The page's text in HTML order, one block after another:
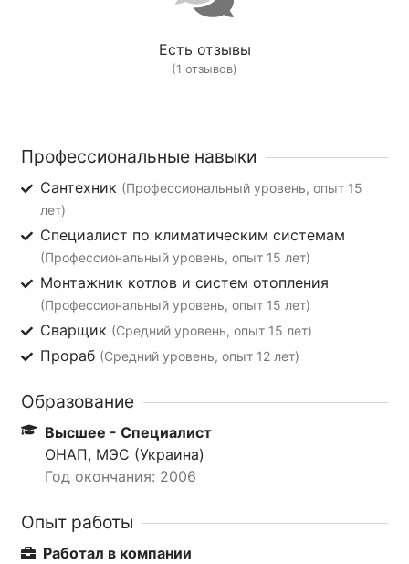
Есть отзывы
(1 отзывов)
Профессиональные навыки
Сантехник (Профессиональный уровень, опыт 15
лет)
Специалист по климатическим системам
(Профессиональный уровень, опыт 15 лет)
Монтажник котлов и систем отопления
(Профессиональный уровень, опыт 15 лет)
Сварщик (Средний уровень, опыт 15 лет)
Прораб (Средний уровень, опыт 12 лет)
Образование
Высшее - Специалист
ОНАП, МЭС (Украина)
Год окончания: 2006
Опыт работы
Работал в компании